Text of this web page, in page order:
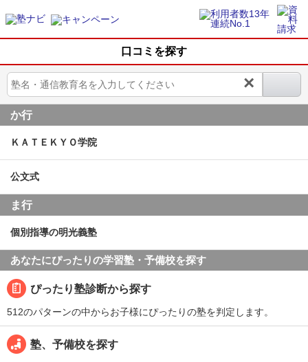
口コミを探す
×
か行
ＫＡＴＥＫＹＯ学院
公文式
ま行
個別指導の明光義塾
あなたにぴったりの学習塾・予備校を探す
ぴったり塾診断から探す
512のパターンの中からお子様にぴったりの塾を判定します。
塾、予備校を探す